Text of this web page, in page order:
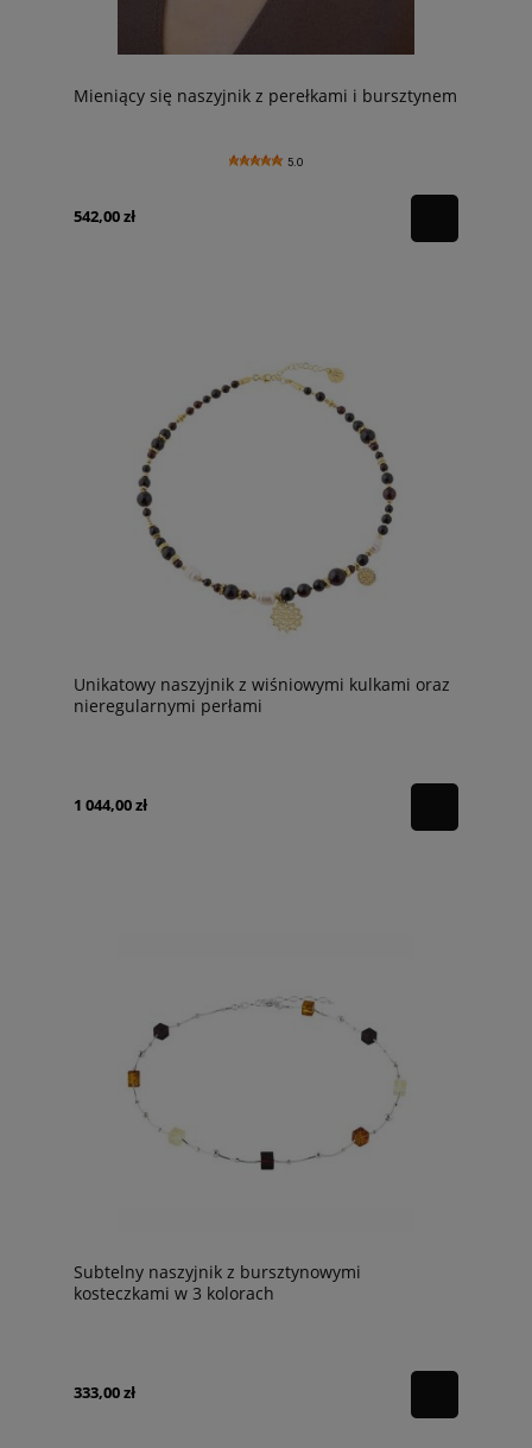
Mieniący się naszyjnik z perełkami i bursztynem
5.0
542,00 zł
Unikatowy naszyjnik z wiśniowymi kulkami oraz
nieregularnymi perłami
1 044,00 zł
Subtelny naszyjnik z bursztynowymi
kosteczkami w 3 kolorach
333,00 zł